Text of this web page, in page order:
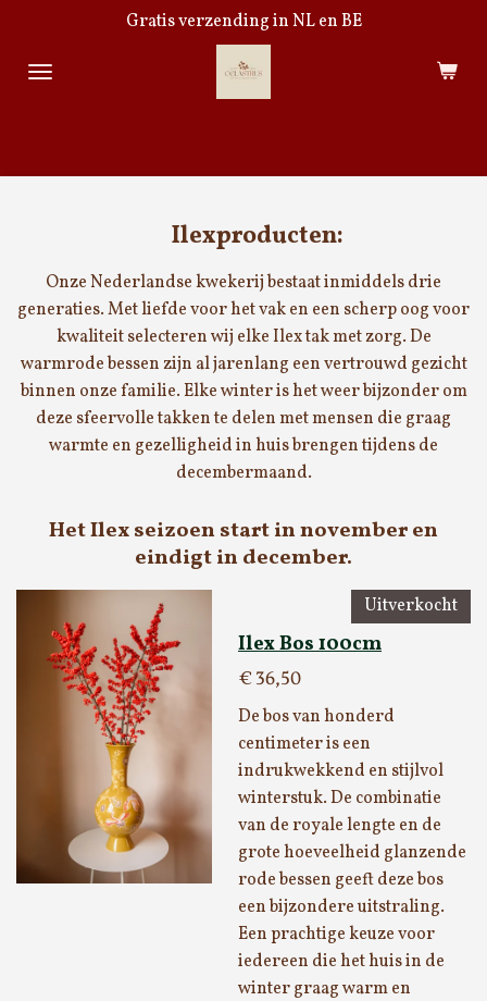
naar
Gratis verzending in NL en BE
Ilexproducten:
Onze Nederlandse kwekerij bestaat inmiddels drie
generaties. Met liefde voor het vak en een scherp oog voor
kwaliteit selecteren wij elke Ilex tak met zorg. De
warmrode bessen zijn al jarenlang een vertrouwd gezicht
binnen onze familie. Elke winter is het weer bijzonder om
deze sfeervolle takken te delen met mensen die graag
warmte en gezelligheid in huis brengen tijdens de
decembermaand.
Het Ilex seizoen start in november en
eindigt in december.
Uitverkocht
Ilex Bos 100cm
€ 36,50
De bos van honderd
centimeter is een
indrukwekkend en stijlvol
winterstuk. De combinatie
van de royale lengte en de
grote hoeveelheid glanzende
rode bessen geeft deze bos
een bijzondere uitstraling.
Een prachtige keuze voor
iedereen die het huis in de
winter graag warm en